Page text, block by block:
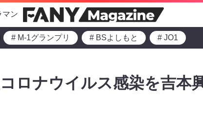
マン
# M-1グランプリ # BSよしもと # JO1
ロナウイルス感染を吉本